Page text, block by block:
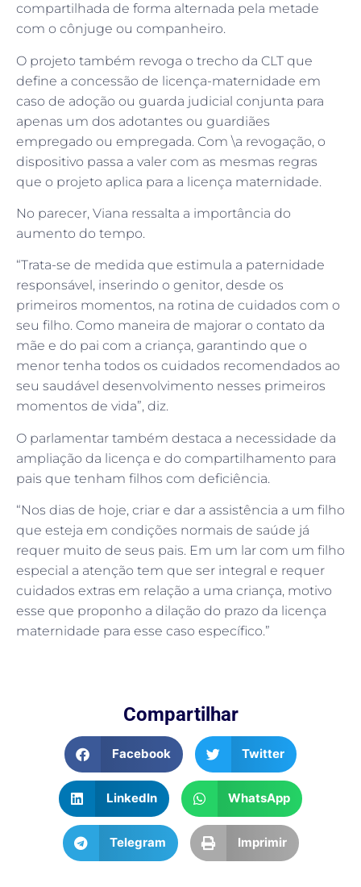
compartilhada de forma alternada pela metade
com o cônjuge ou companheiro.
O projeto também revoga o trecho da CLT que
define a concessão de licença-maternidade em
caso de adoção ou guarda judicial conjunta para
apenas um dos adotantes ou guardiães
empregado ou empregada. Com \a revogação, o
dispositivo passa a valer com as mesmas regras
que o projeto aplica para a licença maternidade.
No parecer, Viana ressalta a importância do
aumento do tempo.
“Trata-se de medida que estimula a paternidade
responsável, inserindo o genitor, desde os
primeiros momentos, na rotina de cuidados com o
seu filho. Como maneira de majorar o contato da
mãe e do pai com a criança, garantindo que o
menor tenha todos os cuidados recomendados ao
seu saudável desenvolvimento nesses primeiros
momentos de vida”, diz.
O parlamentar também destaca a necessidade da
ampliação da licença e do compartilhamento para
pais que tenham filhos com deficiência.
“Nos dias de hoje, criar e dar a assistência a um filho
que esteja em condições normais de saúde já
requer muito de seus pais. Em um lar com um filho
especial a atenção tem que ser integral e requer
cuidados extras em relação a uma criança, motivo
esse que proponho a dilação do prazo da licença
maternidade para esse caso específico.”
Compartilhar
Facebook Twitter
LinkedIn WhatsApp
Telegram Imprimir